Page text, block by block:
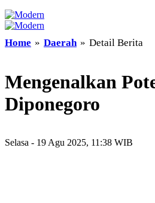
Home » Daerah » Detail Berita
Mengenalkan
Diponegoro
Selasa - 19 Agu 2025, 11:38 WIB